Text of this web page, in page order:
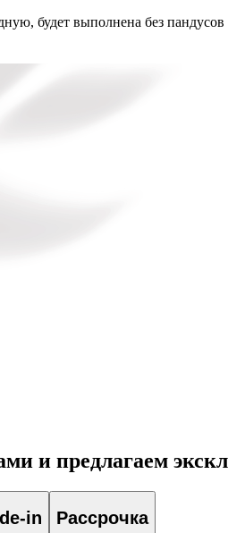
будет выполнена без
и предлагаем
in Рассрочка